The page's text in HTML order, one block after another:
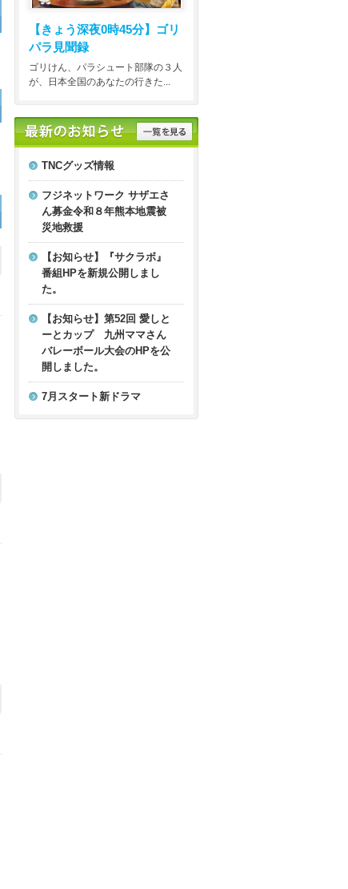
【きょう深夜0時45分】
ゴリ
パラ見聞録
ゴリけん、パラシュート部隊の３人
が、日本全国のあなたの行きた...
TNCグッズ情報
フジネットワーク サザエさ
ん募金令和８年熊本地震被
災地救援
【お知らせ】『サクラボ』
番組HPを新規公開しまし
た。
【お知らせ】第52回 愛しと
ーとカップ 九州ママさん
バレーボール大会のHPを公
開しました。
7月スタート新ドラマ